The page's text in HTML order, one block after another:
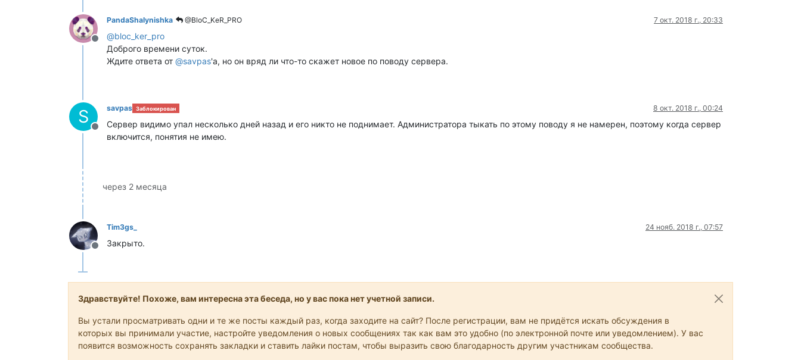
Не в сети
PandaShalynishka @BloC_KeR_PRO 7 окт. 2018 г., 20:33
@bloc_ker_pro
Доброго времени суток.
Ждите ответа от @savpas'a, но он вряд ли что-то скажет новое по поводу сервера.
S
Не в сети
savpas Заблокирован 8 окт. 2018 г., 00:24
Сервер видимо упал несколько дней назад и его никто не поднимает. Администратора тыкать по этому поводу я не намерен, поэтому когда сервер
включится, понятия не имею.
через 2 месяца
Не в сети
Tim3gs_ 24 нояб. 2018 г., 07:57
Закрыто.
Здравствуйте! Похоже, вам интересна эта беседа, но у вас пока нет учетной записи.
Вы устали просматривать одни и те же посты каждый раз, когда заходите на сайт? После регистрации, вам не придётся искать обсуждения в
которых вы принимали участие, настройте уведомления о новых сообщениях так как вам это удобно (по электронной почте или уведомлением). У вас
появится возможность сохранять закладки и ставить лайки постам, чтобы выразить свою благодарность другим участникам сообщества.